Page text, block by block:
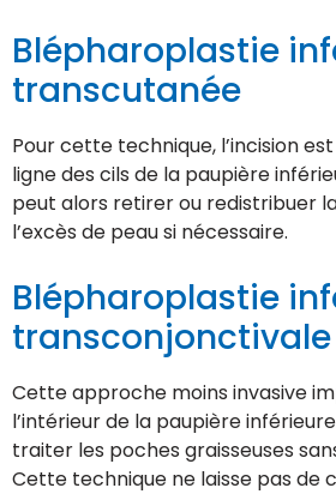
Blépharoplastie
transcutanée
Pour cette technique, l’incision
ligne des cils de la paupière
peut alors retirer ou redistribuer
l’excès de peau si nécessaire.
Blépharoplastie
transconjonctivale
Cette approche moins invasive
l’intérieur de la paupière
traiter les poches graisseuses
Cette technique ne laisse pas de